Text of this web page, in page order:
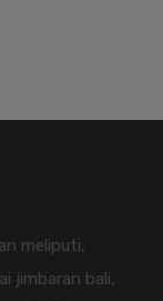
meliputi,
jimbaran bali,